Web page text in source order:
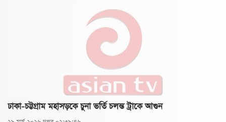
ঢাকা-চট্টগ্রাম মহাসড়কে চুনা ভর্তি চলন্ত ট্রাকে আগুন